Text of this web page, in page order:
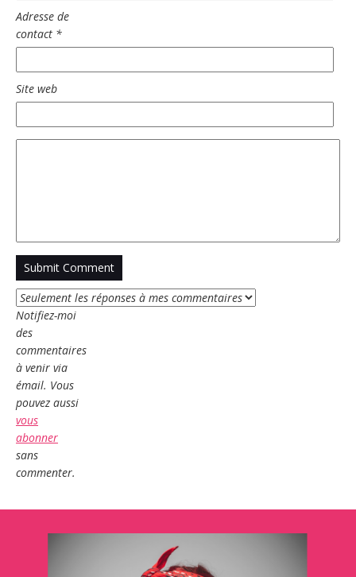
Adresse de
contact *
Site web
Notifiez-moi
des
commentaires
à venir via
émail. Vous
pouvez aussi
vous
abonner
sans
commenter.